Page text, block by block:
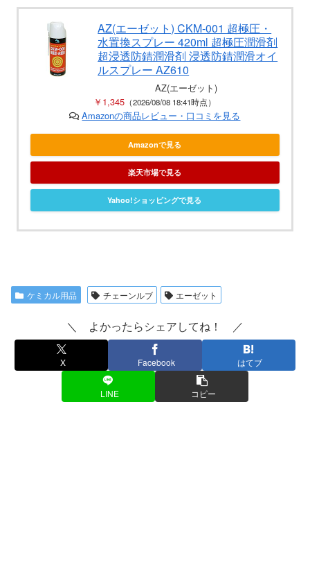
AZ(エーゼット) CKM-001 超極圧・
水置換スプレー 420ml 超極圧潤滑剤
超浸透防錆潤滑剤 浸透防錆潤滑オイ
ルスプレー AZ610
AZ(エーゼット)
￥1,345 （2026/08/08 18:41時点）
Amazonの商品レビュー・口コミを見る
Amazonで見る
楽天市場で見る
Yahoo!ショッピングで見る
ケミカル用品 チェーンルブ エーゼット
＼ よかったらシェアしてね！ ／
X Facebook はてブ
LINE コピー